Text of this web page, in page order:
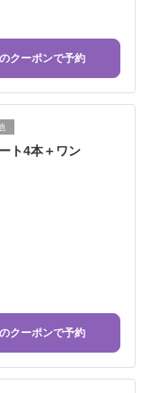
クーポンで予約
ト4本＋ワン
クーポンで予約